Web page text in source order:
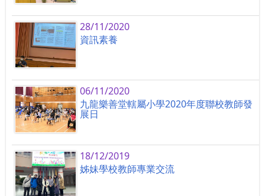
28/11/2020
資訊素養
06/11/2020
九龍樂善堂轄屬小學2020年度聯校教師發
展日
18/12/2019
姊妹學校教師專業交流